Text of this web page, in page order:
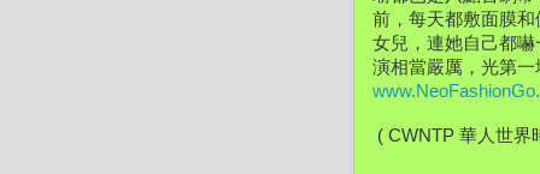
前，每天都敷面膜
女兒，連她自己都
( CWNTP 華人世界